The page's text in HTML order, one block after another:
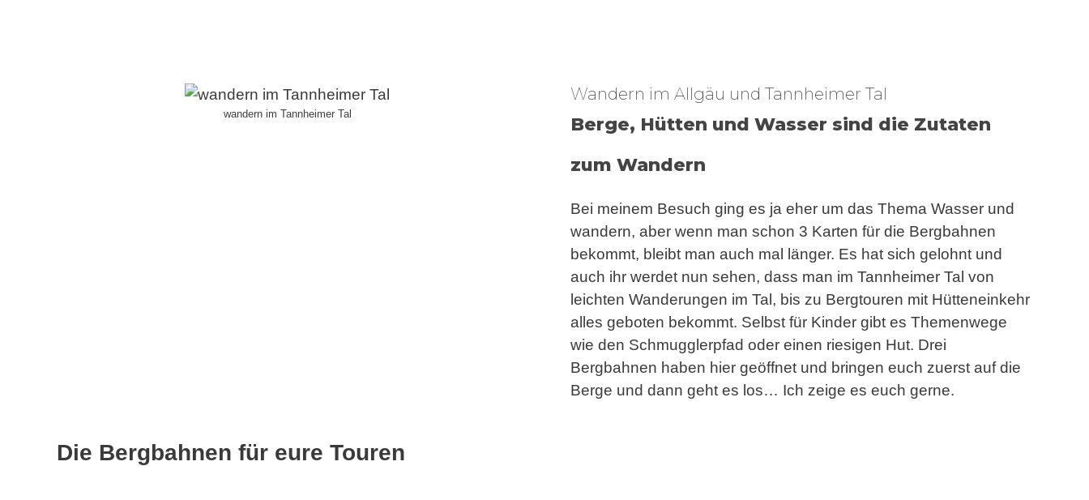
wandern im Tannheimer Tal
Wandern im Allgäu und Tannheimer Tal
Berge, Hütten und Wasser sind die Zutaten
zum Wandern
Bei meinem Besuch ging es ja eher um das Thema Wasser und
wandern, aber wenn man schon 3 Karten für die Bergbahnen
bekommt, bleibt man auch mal länger. Es hat sich gelohnt und
auch ihr werdet nun sehen, dass man im Tannheimer Tal von
leichten Wanderungen im Tal, bis zu Bergtouren mit Hütteneinkehr
alles geboten bekommt. Selbst für Kinder gibt es Themenwege
wie den Schmugglerpfad oder einen riesigen Hut. Drei
Bergbahnen haben hier geöffnet und bringen euch zuerst auf die
Berge und dann geht es los… Ich zeige es euch gerne.
Die Bergbahnen für eure Touren